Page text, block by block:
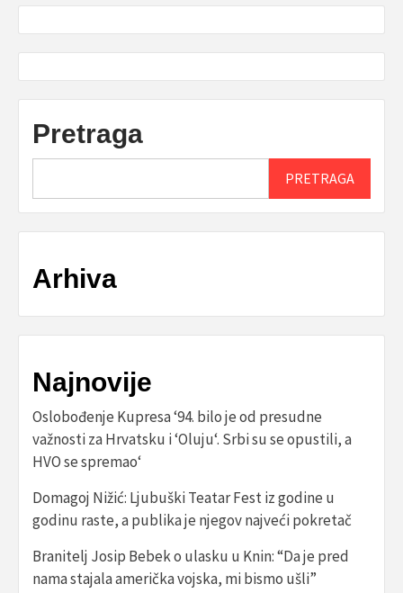
Pretraga
PRETRAGA
Arhiva
Najnovije
Oslobođenje Kupresa ‘94. bilo je od presudne
važnosti za Hrvatsku i ‘Oluju‘. Srbi su se opustili, a
HVO se spremao‘
Domagoj Nižić: Ljubuški Teatar Fest iz godine u
godinu raste, a publika je njegov najveći pokretač
Branitelj Josip Bebek o ulasku u Knin: “Da je pred
nama stajala američka vojska, mi bismo ušli”